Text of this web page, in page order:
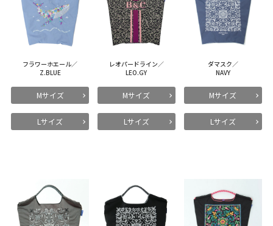
フラワーホエール／
Z.BLUE
Mサイズ
Lサイズ
レオパードライン／
LEO.GY
Mサイズ
Lサイズ
ダマスク／
NAVY
Mサイズ
Lサイズ